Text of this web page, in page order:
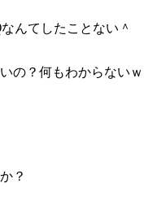
んてしたことない＾
の？何もわからないｗ
？